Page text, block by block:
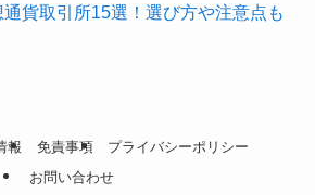
貨取引所15選！選び方や注意点も
報 免責事項
プライバシーポリシー
お問い合わせ